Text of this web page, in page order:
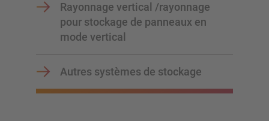
Rayonnage vertical /rayonnage
pour stockage de panneaux en
mode vertical
Autres systèmes de stockage